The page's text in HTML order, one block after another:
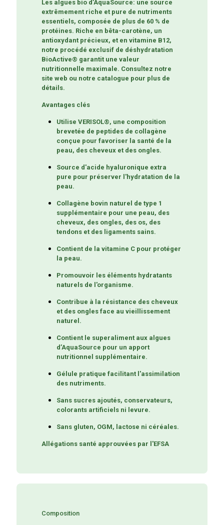
Les algues bio d’AquaSource: une source
extrêmement riche et pure de nutriments
essentiels, composée de plus de 60 % de
protéines. Riche en bêta-carotène, un
antioxydant précieux, et en vitamine B12,
notre procédé exclusif de déshydratation
BioActive® garantit une valeur
nutritionnelle maximale. Consultez notre
site web ou notre catalogue pour plus de
détails.
Avantages clés
Utilise VERISOL®, une composition
brevetée de peptides de collagène
conçue pour favoriser la santé de la
peau, des cheveux et des ongles.
Source d'acide hyaluronique extra
pure pour préserver l'hydratation de la
peau.
Collagène bovin naturel de type 1
supplémentaire pour une peau, des
cheveux, des ongles, des os, des
tendons et des ligaments sains.
Contient de la vitamine C pour protéger
la peau.
Promouvoir les éléments hydratants
naturels de l'organisme.
Contribue à la résistance des cheveux
et des ongles face au vieillissement
naturel.
Contient le superaliment aux algues
d’AquaSource pour un apport
nutritionnel supplémentaire.
Gélule pratique facilitant l'assimilation
des nutriments.
Sans sucres ajoutés, conservateurs,
colorants artificiels ni levure.
Sans gluten, OGM, lactose ni céréales.
Allégations santé approuvées par l'EFSA
Composition